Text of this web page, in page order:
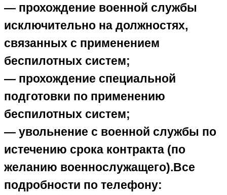
— прохождение военной службы
исключительно на должностях,
связанных с применением
беспилотных систем;
— прохождение специальной
подготовки по применению
беспилотных систем;
— увольнение с военной службы по
истечению срока контракта (по
желанию военнослужащего).Все
подробности по телефону: